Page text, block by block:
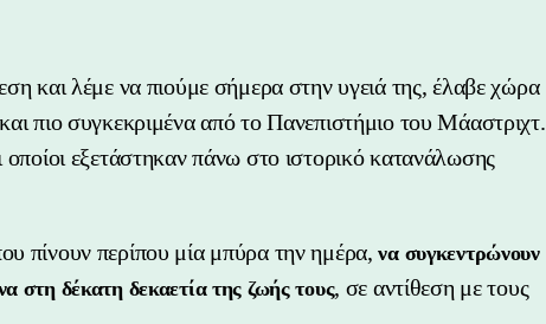
και λέμε να πιούμε σήμερα στην υγειά της, έλαβε χώρα
πιο συγκεκριμένα από το Πανεπιστήμιο του Μάαστριχτ.
οποίοι εξετάστηκαν πάνω στο ιστορικό κατανάλωσης
πίνουν περίπου μία μπύρα την ημέρα, να συγκεντρώνουν
στη δέκατη δεκαετία της ζωής τους, σε αντίθεση με τους